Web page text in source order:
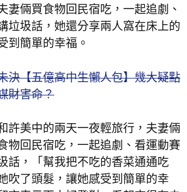
妻倆買食物回民宿吃，一起追劇、
垃圾話，她還分享兩人窩在床上的
到簡單的幸福。
決【五億高中生懶人包】幾大疑點
財害命？
許美中的兩天一夜輕旅行，夫妻倆
物回民宿吃，一起追劇、看運動賽
話，「幫我把不吃的香菜通通吃
吹了頭髮，讓她感受到簡單的幸